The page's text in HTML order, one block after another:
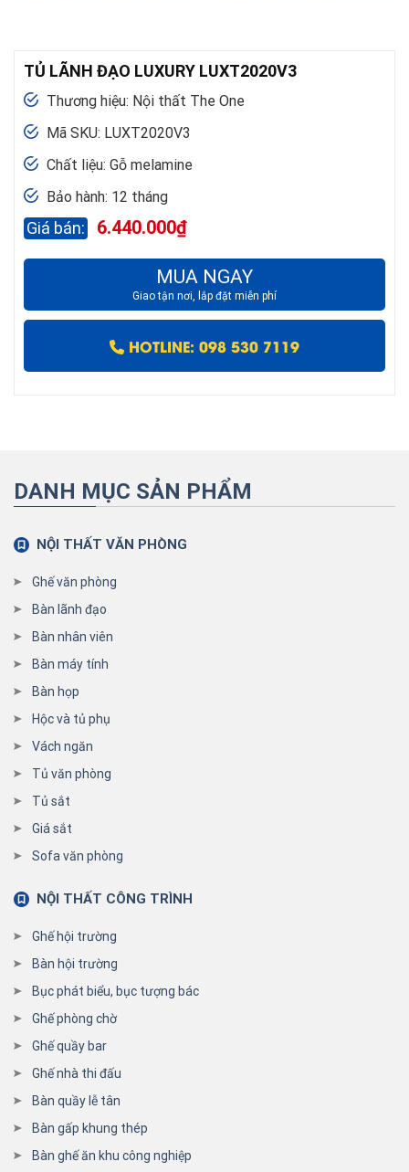
TỦ LÃNH ĐẠO LUXURY LUXT2020V3
Thương hiệu: Nội thất The One
Mã SKU: LUXT2020V3
Chất liệu: Gỗ melamine
Bảo hành: 12 tháng
6.440.000₫
MUA NGAY
Giao tận nơi, lắp đặt miễn phí
HOTLINE: 098 530 7119
DANH MỤC SẢN PHẨM
NỘI THẤT VĂN PHÒNG
Ghế văn phòng
Bàn lãnh đạo
Bàn nhân viên
Bàn máy tính
Bàn họp
Hộc và tủ phụ
Vách ngăn
Tủ văn phòng
Tủ sắt
Giá sắt
Sofa văn phòng
NỘI THẤT CÔNG TRÌNH
Ghế hội trường
Bàn hội trường
Bục phát biểu, bục tượng bác
Ghế phòng chờ
Ghế quầy bar
Ghế nhà thi đấu
Bàn quầy lễ tân
Bàn gấp khung thép
Bàn ghế ăn khu công nghiệp